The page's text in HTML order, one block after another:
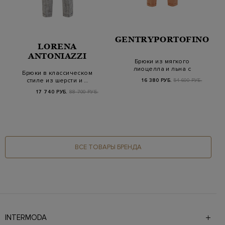
LORENA
ANTONIAZZI
Брюки в классическом
стиле из шерсти и …
17 740 РУБ. 88 700 РУБ.
GENTRYPORTOFINO
Брюки из мягкого
лиоцелла и льна с
16 380 РУБ. 54 600 РУБ.
ВСЕ ТОВАРЫ БРЕНДА
INTERMODA